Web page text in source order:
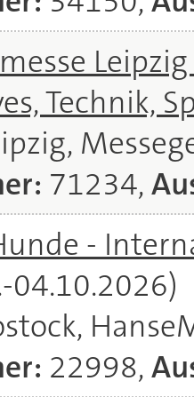
Technik,
71234,
-
04.10.2026)
22998,